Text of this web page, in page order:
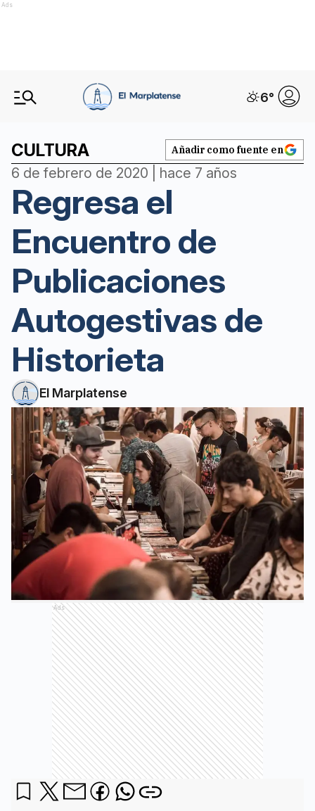
Ads
6°
CULTURA Añadir como fuente en
6 de febrero de 2020 | hace 7 años
Regresa el
Encuentro de
Publicaciones
Autogestivas de
Historieta
El Marplatense
Ads